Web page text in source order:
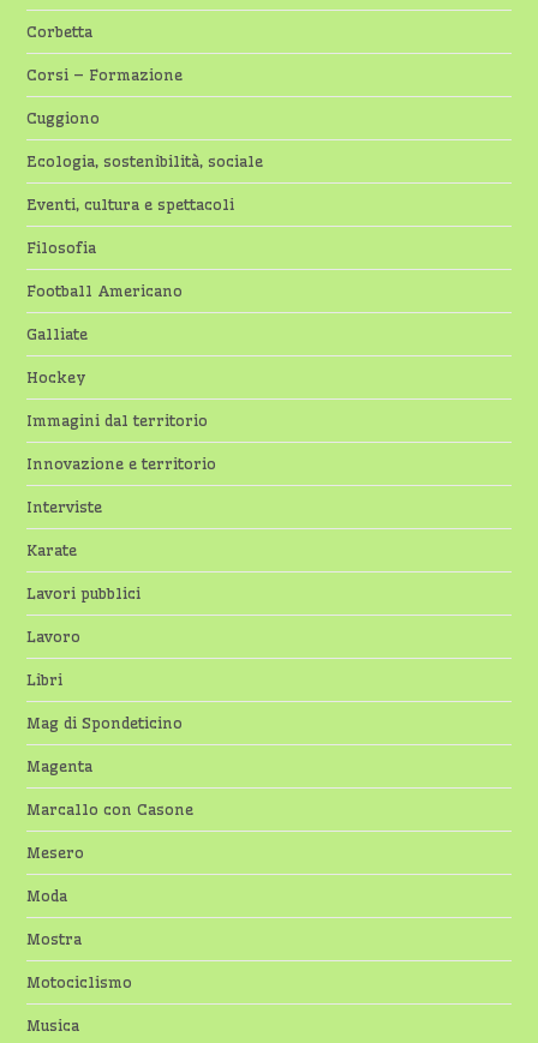
Corbetta
Corsi – Formazione
Cuggiono
Ecologia, sostenibilità, sociale
Eventi, cultura e spettacoli
Filosofia
Football Americano
Galliate
Hockey
Immagini dal territorio
Innovazione e territorio
Interviste
Karate
Lavori pubblici
Lavoro
Libri
Mag di Spondeticino
Magenta
Marcallo con Casone
Mesero
Moda
Mostra
Motociclismo
Musica